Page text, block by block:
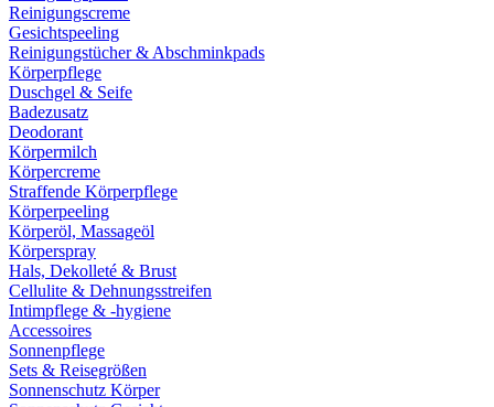
Reinigungscreme
Gesichtspeeling
Reinigungstücher & Abschminkpads
Körperpflege
Duschgel & Seife
Badezusatz
Deodorant
Körpermilch
Körpercreme
Straffende Körperpflege
Körperpeeling
Körperöl, Massageöl
Körperspray
Hals, Dekolleté & Brust
Cellulite & Dehnungsstreifen
Intimpflege & -hygiene
Accessoires
Sonnenpflege
Sets & Reisegrößen
Sonnenschutz Körper